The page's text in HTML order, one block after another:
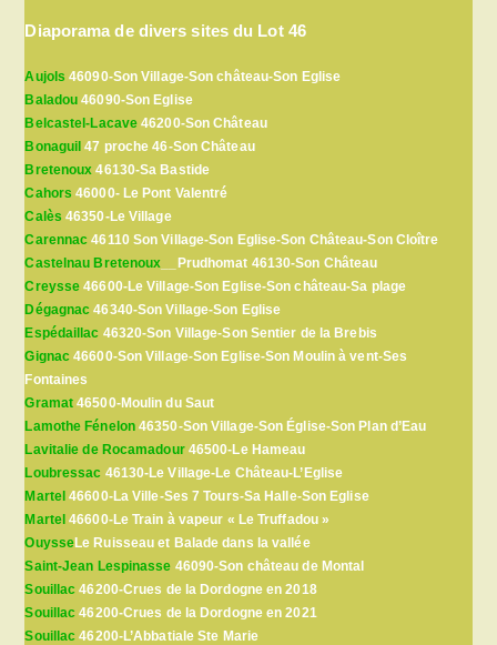
Diaporama de divers sites du Lot 46
Aujols 46090-Son Village-Son château-Son Eglise
Baladou 46090-Son Eglise
Belcastel-Lacave 46200-Son Château
Bonaguil 47 proche 46-Son Château
Bretenoux 46130-Sa Bastide
Cahors 46000- Le Pont Valentré
Calès 46350-Le Village
Carennac 46110 Son Village-Son Eglise-Son Château-Son Cloître
Castelnau Bretenoux __Prudhomat 46130-Son Château
Creysse 46600-Le Village-Son Eglise-Son château-Sa plage
Dégagnac 46340-Son Village-Son Eglise
Espédaillac 46320-Son Village-Son Sentier de la Brebis
Gignac 46600-Son Village-Son Eglise-Son Moulin à vent-Ses
Fontaines
Gramat 46500-Moulin du Saut
Lamothe Fénelon46350-Son Village-Son Église-Son Plan d’Eau
Lavitalie de Rocamadour46500-Le Hameau
Loubressac 46130-Le Village-Le Château-L’Eglise
Martel 46600-La Ville-Ses 7 Tours-Sa Halle-Son Eglise
Martel 46600-Le Train à vapeur « Le Truffadou »
OuysseLe Ruisseau et Balade dans la vallée
Saint-Jean Lespinasse 46090-Son château de Montal
Souillac 46200-Crues de la Dordogne en 2018
Souillac 46200-Crues de la Dordogne en 2021
Souillac 46200-L’Abbatiale Ste Marie